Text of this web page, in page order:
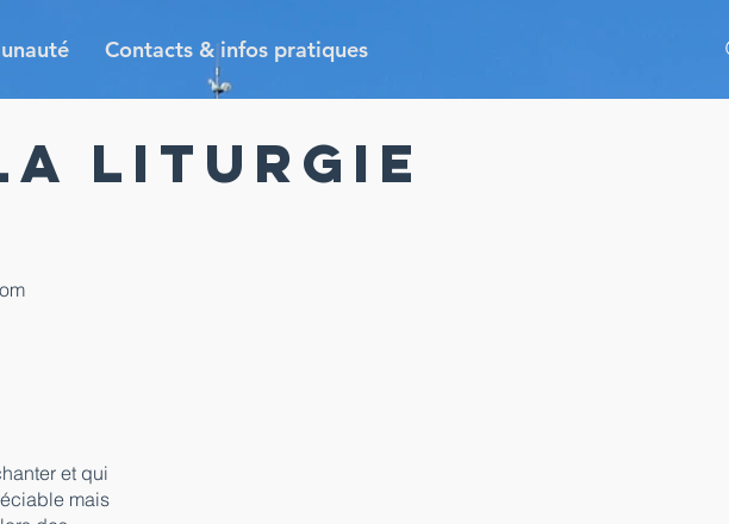
Contacts & infos pratiques
la liturgie
et qui
mais